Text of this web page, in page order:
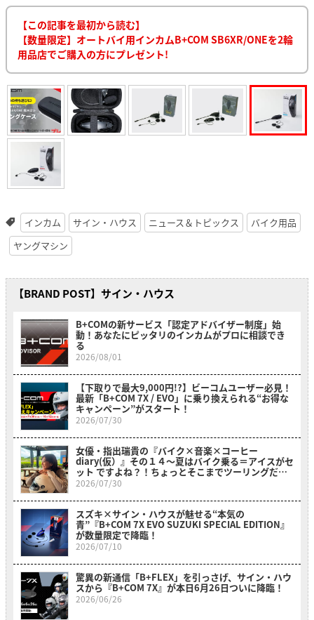
【この記事を最初から読む】
【数量限定】オートバイ用インカムB+COM SB6XR/ONEを2輪
用品店でご購入の方にプレゼント!
インカム サイン・ハウス ニュース＆トピックス
バイク用品
ヤングマシン
【BRAND POST】サイン・ハウス
B+COMの新サービス「認定アドバイザー制度」始
動！あなたにピッタリのインカムがプロに相談でき
る
2026/08/01
【下取りで最大9,000円!?】ビーコムユーザー必見！
最新「B+COM 7X / EVO」に乗り換えられる“お得な
キャンペーン”がスタート！
2026/07/30
女優・指出瑞貴の『バイク×音楽×コーヒー
diary(仮）』その１４〜夏はバイク乗る＝アイスがセ
ット ですよね？！ちょっとそこまでツーリングだ
よ！～
2026/07/30
スズキ×サイン・ハウスが魅せる“本気の
青”『B+COM 7X EVO SUZUKI SPECIAL EDITION』
が数量限定で降臨！
2026/07/10
驚異の新通信「B+FLEX」を引っさげ、サイン・ハウ
スから『B+COM 7X』が本日6月26日ついに降臨！
2026/06/26